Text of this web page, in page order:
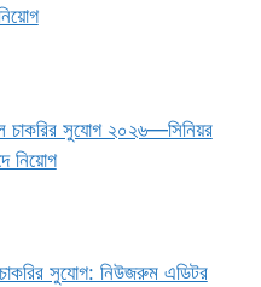
চাকরির সুযোগ ২০২৬—সিনিয়র
নিয়োগ
চাকরির সুযোগ: নিউজরুম এডিটর